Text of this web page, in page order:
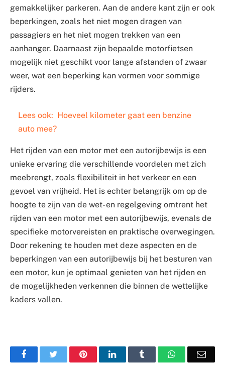
gemakkelijker parkeren. Aan de andere kant zijn er ook
beperkingen, zoals het niet mogen dragen van
passagiers en het niet mogen trekken van een
aanhanger. Daarnaast zijn bepaalde motorfietsen
mogelijk niet geschikt voor lange afstanden of zwaar
weer, wat een beperking kan vormen voor sommige
rijders.
Lees ook: Hoeveel kilometer gaat een benzine
auto mee?
Het rijden van een motor met een autorijbewijs is een
unieke ervaring die verschillende voordelen met zich
meebrengt, zoals flexibiliteit in het verkeer en een
gevoel van vrijheid. Het is echter belangrijk om op de
hoogte te zijn van de wet- en regelgeving omtrent het
rijden van een motor met een autorijbewijs, evenals de
specifieke motorvereisten en praktische overwegingen.
Door rekening te houden met deze aspecten en de
beperkingen van een autorijbewijs bij het besturen van
een motor, kun je optimaal genieten van het rijden en
de mogelijkheden verkennen die binnen de wettelijke
kaders vallen.
FacebookTwitter PinterestLinkedIn Tumblr WhatsApp